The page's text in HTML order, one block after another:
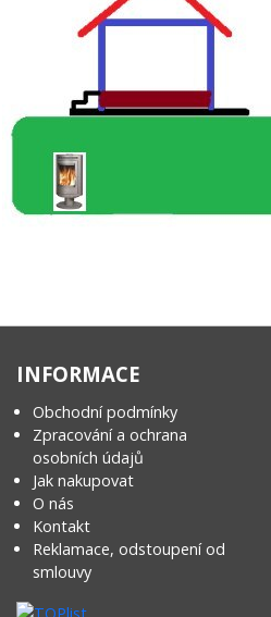
INFORMACE
Obchodní podmínky
Zpracování a ochrana
osobních údajů
Jak nakupovat
O nás
Kontakt
Reklamace, odstoupení od
smlouvy